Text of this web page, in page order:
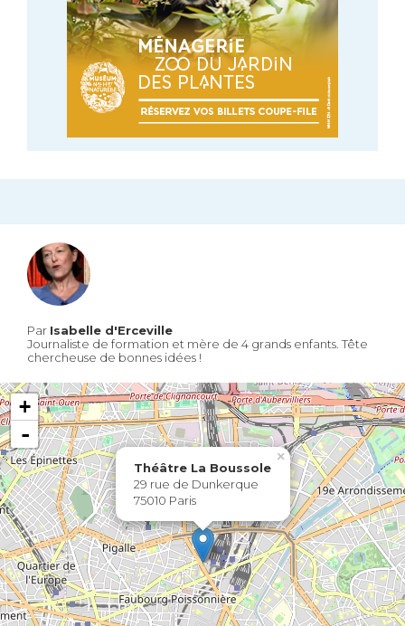
Par Isabelle d'Erceville
Journaliste de formation et mère de 4 grands enfants. Tête
chercheuse de bonnes idées !
×
Théâtre La Boussole
29 rue de Dunkerque
75010 Paris
+
-